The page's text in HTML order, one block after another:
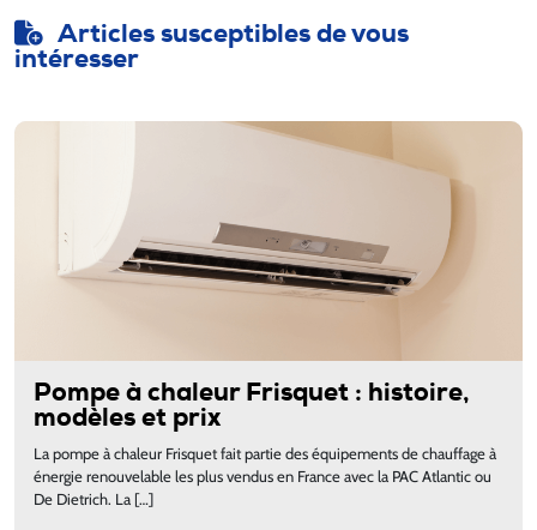
Articles susceptibles de vous
intéresser
Pompe à chaleur Frisquet : histoire,
modèles et prix
La pompe à chaleur Frisquet fait partie des équipements de chauffage à
énergie renouvelable les plus vendus en France avec la PAC Atlantic ou
De Dietrich. La […]